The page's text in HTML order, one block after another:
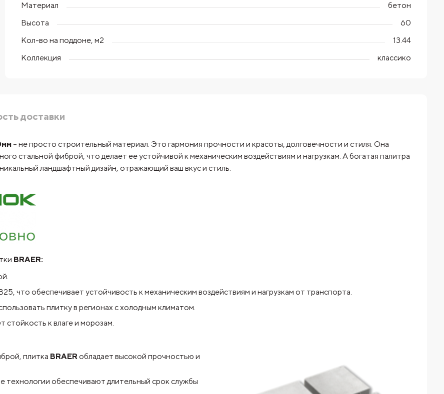
Материал
бетон
Высота
60
Кол-во на поддоне, м2
13.44
Коллекция
классико
доставки
– не просто строительный материал. Это гармония прочности и красоты, долговечности и стиля. Она
стальной фиброй, что делает ее устойчивой к механическим воздействиям и нагрузкам. А богатая палитра
ландшафтный дизайн, отражающий ваш вкус и стиль.
BRAER:
что обеспечивает устойчивость к механическим воздействиям и нагрузкам от транспорта.
плитку в регионах с холодным климатом.
к влаге и морозам.
плитка BRAERобладает высокой прочностью и
технологии обеспечивают длительный срок службы